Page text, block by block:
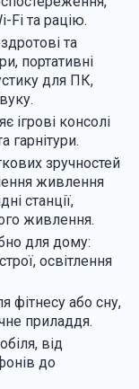
Fi та рацію.
та
портативні
для ПК,
ігрові консолі
гарнітури.
зручностей
живлення
станції,
живлення.
для дому:
освітлення
фітнесу або сну,
приладдя.
від
до